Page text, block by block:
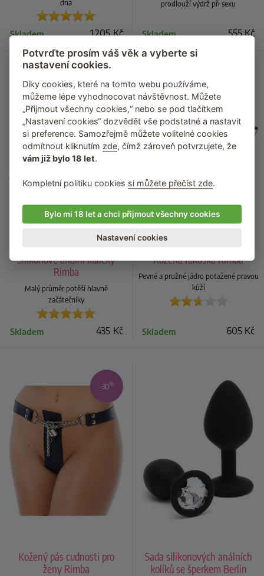
dna
1 205Kč
Skladem
prodlouží výdrž při sexu
555Kč
Skladem
Silikonové anální kuličky
Rimba
Malý průměr potěší hlavně
začátečníky
435 Kč
Skladem
Kožená rákoska Rimba
Pevné a pružné jádro potažené pravou
kůží
605 Kč
Skladem
–30%
Kožený pás cudnosti pro
ženy Rimba
Sada silikonových análních
kolíků se šperkem Berlin
Potvrďte prosím váš věk a vyberte si
nastavení cookies.
Díky cookies, které na tomto webu používáme,
můžeme lépe vyhodnocovat návštěvnost. Můžete
„Přijmout všechny cookies,“ nebo se pod tlačítkem
„Nastavení cookies“ dozvědět vše podstatné a nastavit
si preference. Samozřejmě můžete volitelné cookies
odmítnout kliknutím zde, čímž zároveň potvrzujete, že
vám již bylo 18 let.
Kompletní politiku cookies si můžete přečíst zde.
Bylo mi 18 let a chci přijmout všechny cookies
Nastavení cookies